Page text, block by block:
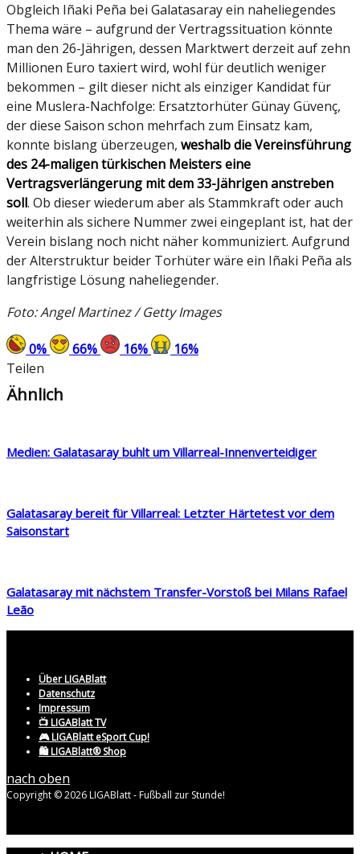
Obgleich Iñaki Peña bei Galatasaray ein naheliegendes
Thema wäre – aufgrund der Vertragssituation könnte
man den 26-Jährigen, dessen Marktwert derzeit auf zehn
Millionen Euro taxiert wird, wohl für deutlich weniger
bekommen – gilt dieser nicht als einziger Kandidat für
eine Muslera-Nachfolge: Ersatztorhüter Günay Güvenç,
der diese Saison schon mehrfach zum Einsatz kam,
konnte bislang überzeugen, weshalb die Vereinsführung
des 24-maligen türkischen Meisters eine
Vertragsverlängerung mit dem 33-Jährigen anstreben
soll. Ob dieser wiederum aber als Stammkraft oder auch
weiterhin als sichere Nummer zwei eingeplant ist, hat der
Verein bislang noch nicht näher kommuniziert. Aufgrund
der Alterstruktur beider Torhüter wäre ein Iñaki Peña als
langfristige Lösung naheliegender.
Foto: Angel Martinez / Getty Images
0% 66% 16% 16%
Teilen
Ähnlich
Medien: Galatasaray buhlt um Villarreal-Innenverteidiger
Galatasaray bereit für Villarreal: Letzter Härtetest vor dem
Saisonstart
Galatasaray mit nächstem Transfer-Vorstoß bei Milans Rafael
Leão
Über LIGABlatt
Datenschutz
Impressum
📺 LIGABlatt TV
🎮 LIGABlatt eSport Cup!
🛍️ LIGABlatt® Shop
nach oben
Copyright © 2026 LIGABlatt - Fußball zur Stunde!